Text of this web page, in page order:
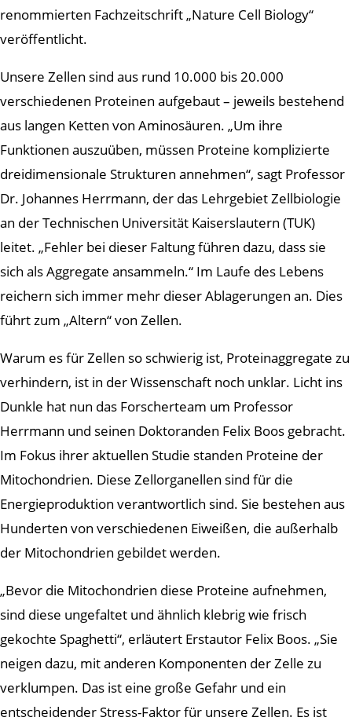
renommierten Fachzeitschrift „Nature Cell Biology“
veröffentlicht.
Unsere Zellen sind aus rund 10.000 bis 20.000
verschiedenen Proteinen aufgebaut – jeweils bestehend
aus langen Ketten von Aminosäuren. „Um ihre
Funktionen auszuüben, müssen Proteine komplizierte
dreidimensionale Strukturen annehmen“, sagt Professor
Dr. Johannes Herrmann, der das Lehrgebiet Zellbiologie
an der Technischen Universität Kaiserslautern (TUK)
leitet. „Fehler bei dieser Faltung führen dazu, dass sie
sich als Aggregate ansammeln.“ Im Laufe des Lebens
reichern sich immer mehr dieser Ablagerungen an. Dies
führt zum „Altern“ von Zellen.
Warum es für Zellen so schwierig ist, Proteinaggregate zu
verhindern, ist in der Wissenschaft noch unklar. Licht ins
Dunkle hat nun das Forscherteam um Professor
Herrmann und seinen Doktoranden Felix Boos gebracht.
Im Fokus ihrer aktuellen Studie standen Proteine der
Mitochondrien. Diese Zellorganellen sind für die
Energieproduktion verantwortlich sind. Sie bestehen aus
Hunderten von verschiedenen Eiweißen, die außerhalb
der Mitochondrien gebildet werden.
„Bevor die Mitochondrien diese Proteine aufnehmen,
sind diese ungefaltet und ähnlich klebrig wie frisch
gekochte Spaghetti“, erläutert Erstautor Felix Boos. „Sie
neigen dazu, mit anderen Komponenten der Zelle zu
verklumpen. Das ist eine große Gefahr und ein
entscheidender Stress-Faktor für unsere Zellen. Es ist